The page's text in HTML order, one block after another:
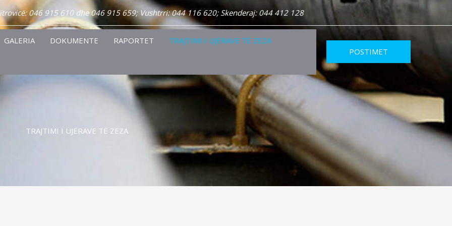
046 915 610 dhe 046 915 659; Vushtrri: 044 116 620; Skenderaj: 044 412 128
GALERIA DOKUMENTE RAPORTET TRAJTIMI I UJËRAVE TË ZEZA
POSTIMET
TRAJTIMI I UJËRAVE TË ZEZA